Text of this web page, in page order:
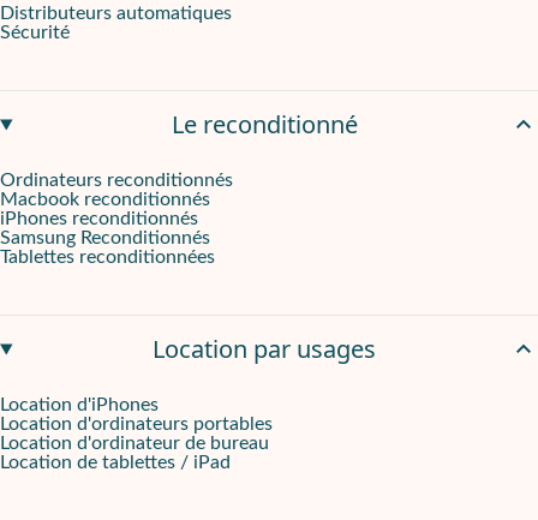
Distributeurs automatiques
Sécurité
Le reconditionné
Ordinateurs reconditionnés
Macbook reconditionnés
iPhones reconditionnés
Samsung Reconditionnés
Tablettes reconditionnées
Location par usages
Location d'iPhones
Location d'ordinateurs portables
Location d'ordinateur de bureau
Location de tablettes / iPad